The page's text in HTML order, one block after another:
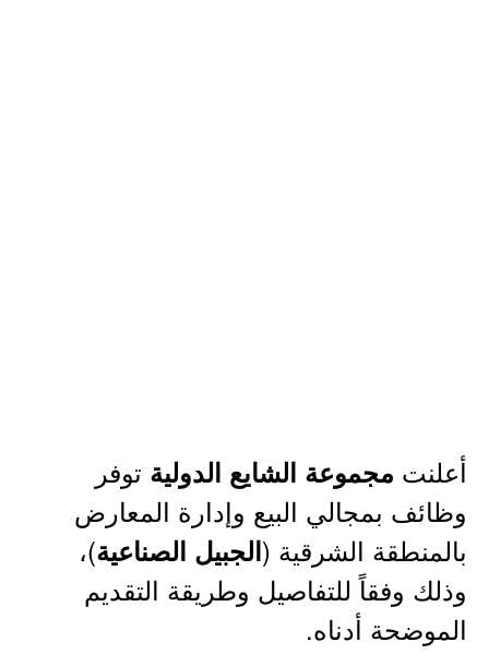
أعلنت مجموعة الشايع الدولية توفر
وظائف بمجالي البيع وإدارة المعارض
بالمنطقة الشرقية (الجبيل الصناعية)،
وذلك وفقاً للتفاصيل وطريقة التقديم
الموضحة أدناه.